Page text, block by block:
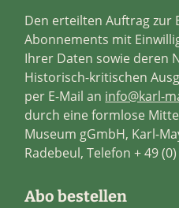
Den erteilten Auftrag zur
Abonnements mit
Ihrer Daten sowie deren
Historisch-kritischen
per E-Mail an info@karl-
durch eine formlose
Museum gGmbH, Karl-
Radebeul, Telefon + 49
Abo bestellen